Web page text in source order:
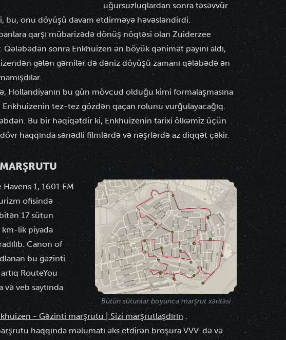
uğursuzluqlardan sonra təsəvvür
bu, onu döyüşü davam etdirməyə həvəsləndirdi.
qarşı mübarizədə dönüş nöqtəsi olan Zuiderzee
sonra Enkhuizen ən böyük qənimət payını aldı,
gələn gəmilər də dəniz döyüşü zamanı qələbədə ən
Hollandiyanın bu gün mövcud olduğu kimi formalaşmasına
Enkhuizenin tez-tez gözdən qaçan rolunu vurğulayacağıq.
Bu bir həqiqətdir ki, Enkhuizenin tarixi ölkəmiz üçün
haqqında sənədli filmlərdə və nəşrlərdə az diqqət çəkir.
Bütün sütunlar boyunca marşrut xəritəsi
Havens 1, 1601 EM
ofisində
17 sütun
km-lik piyada
Canon of
bu gəzinti
RouteYou
və veb saytında
- Gəzinti marşrutu | Sizi marşrutlaşdırın .
haqqında məlumatı əks etdirən broşura VVV-də və